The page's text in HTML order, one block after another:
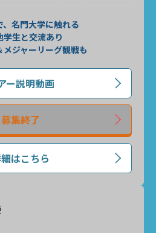
名門大学に触れる
生と交流あり
ジャーリーグ観戦も
ー説明動画
募集終了
はこちら